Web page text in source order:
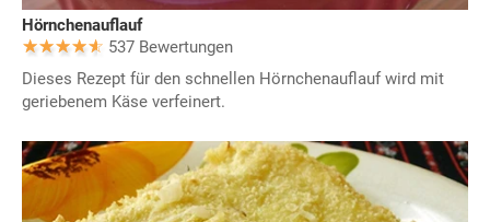
Hörnchenauflauf
537 Bewertungen
Dieses Rezept für den schnellen Hörnchenauflauf wird mit
geriebenem Käse verfeinert.